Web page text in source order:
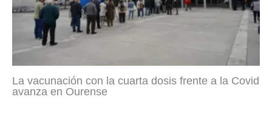
La vacunación con la cuarta dosis frente a la Covid
avanza en Ourense